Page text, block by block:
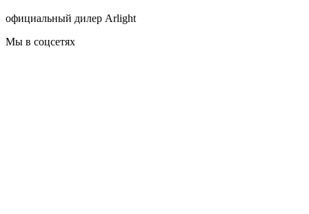
официальный дилер Arlight
Мы в соцсетях